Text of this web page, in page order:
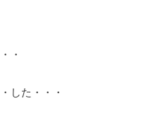
・
した・・・